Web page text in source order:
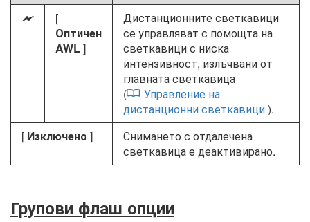
Y
[
Оптичен
AWL]
Дистанционните светкавици
се управляват с помощта на
светкавици с ниска
интензивност, излъчвани от
главната светкавица
(
Управление на
дистанционни светкавици).
[ Изключено ]
Снимането с отдалечена
светкавица е деактивирано.
Групови флаш опции